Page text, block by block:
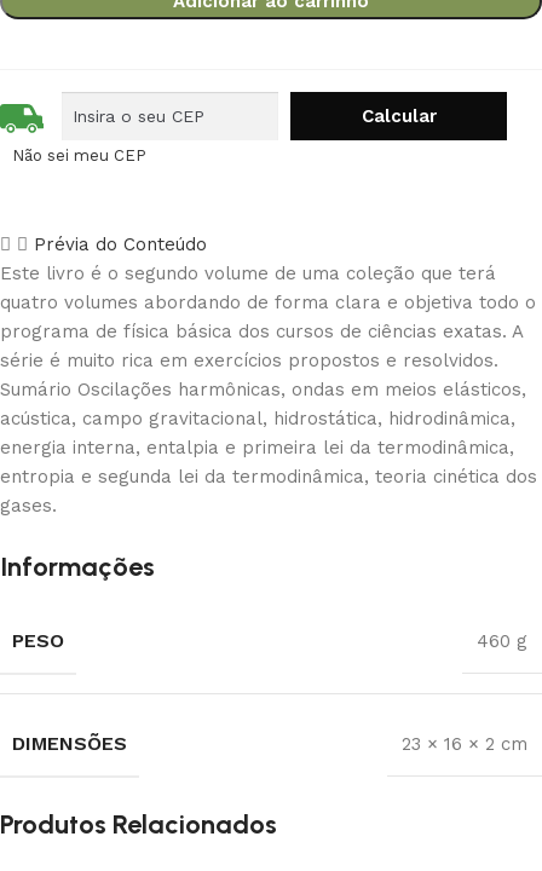
Não sei meu CEP
Prévia do Conteúdo
Este livro é o segundo volume de uma coleção que terá
quatro volumes abordando de forma clara e objetiva todo o
programa de física básica dos cursos de ciências exatas. A
série é muito rica em exercícios propostos e resolvidos.
Sumário Oscilações harmônicas, ondas em meios elásticos,
acústica, campo gravitacional, hidrostática, hidrodinâmica,
energia interna, entalpia e primeira lei da termodinâmica,
entropia e segunda lei da termodinâmica, teoria cinética dos
gases.
Informações
PESO 460 g
DIMENSÕES 23 × 16 × 2 cm
Produtos Relacionados